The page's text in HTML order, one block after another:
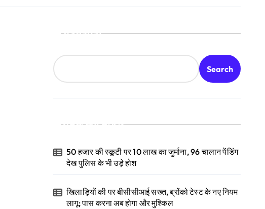
Search
Search
Recent Posts
50 हजार की स्कूटी पर 10 लाख का जुर्माना, 96 चालान पेंडिंग
देख पुलिस के भी उड़े होश
खिलाड़ियों की पर बीसीसीआई सख्त, ब्रोंको टेस्ट के नए नियम
लागू; पास करना अब होगा और मुश्किल